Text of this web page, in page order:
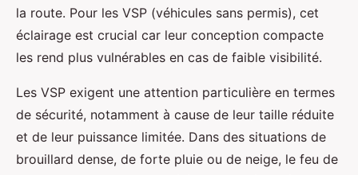
la route. Pour les VSP (véhicules sans permis), cet
éclairage est crucial car leur conception compacte
les rend plus vulnérables en cas de faible visibilité.
Les VSP exigent une attention particulière en termes
de sécurité, notamment à cause de leur taille réduite
et de leur puissance limitée. Dans des situations de
brouillard dense, de forte pluie ou de neige, le feu de